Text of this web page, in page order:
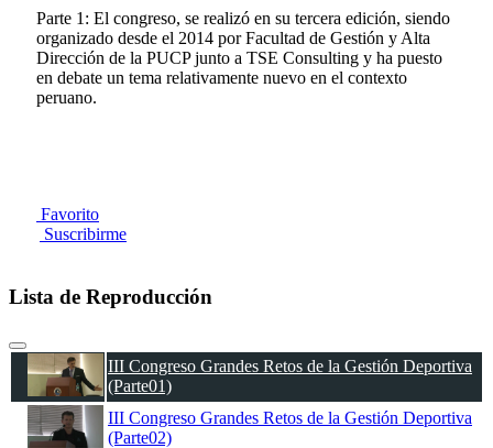
Parte 1: El congreso, se realizó en su tercera edición, siendo
organizado desde el 2014 por Facultad de Gestión y Alta
Dirección de la PUCP junto a TSE Consulting y ha puesto
en debate un tema relativamente nuevo en el contexto
peruano.
Favorito
Suscribirme
Lista de Reproducción
III Congreso Grandes Retos de la Gestión Deportiva
(Parte01)
III Congreso Grandes Retos de la Gestión Deportiva
(Parte02)